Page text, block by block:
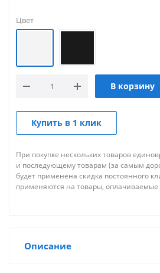
Цвет
В корзину
Купить в 1 клик
При покупке нескольких товаров
и последующему товарам (за самым
будет применена скидка постоянного
применяются на товары, оплачиваемые
Описание